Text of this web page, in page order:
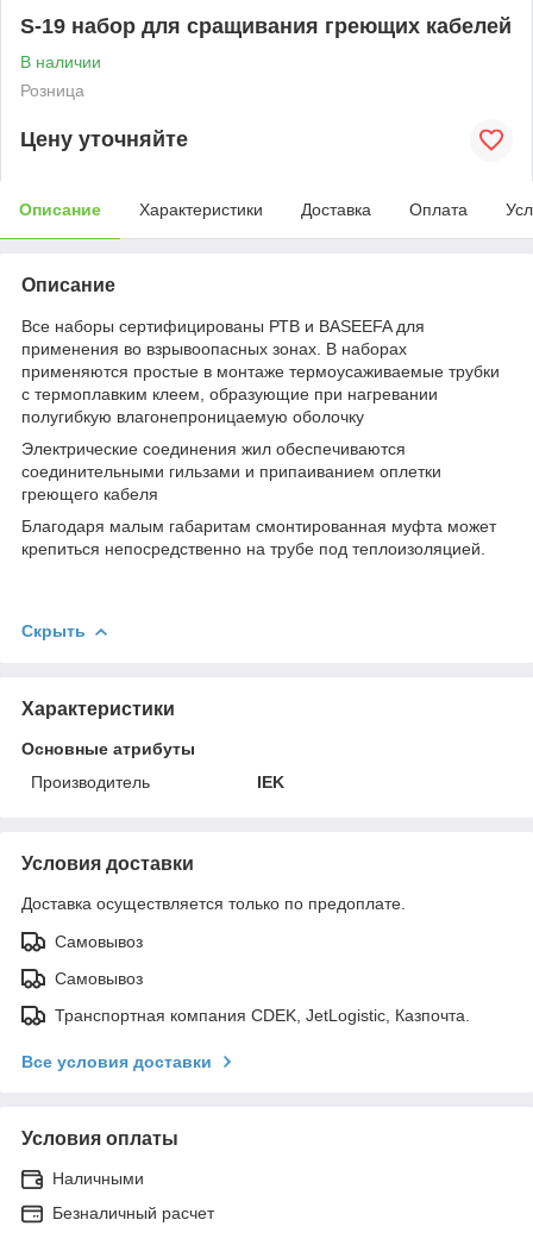
S-19 набор для сращивания греющих кабелей
В наличии
Розница
Цену уточняйте
Описание Характеристики Доставка Оплата
Описание
Все наборы сертифицированы РТВ и BASEEFA для
применения во взрывоопасных зонах. В наборах
применяются простые в монтаже термоусаживаемые трубки
с термоплавким клеем, образующие при нагревании
полугибкую влагонепроницаемую оболочку
Электрические соединения жил обеспечиваются
соединительными гильзами и припаиванием оплетки
греющего кабеля
Благодаря малым габаритам смонтированная муфта может
крепиться непосредственно на трубе под теплоизоляцией.
Скрыть
Характеристики
Основные атрибуты
Производитель
IEK
Условия доставки
Доставка осуществляется только по предоплате.
Самовывоз
Самовывоз
Транспортная компания CDEK, JetLogistic, Казпочта.
Все условия доставки
Условия оплаты
Наличными
Безналичный расчет